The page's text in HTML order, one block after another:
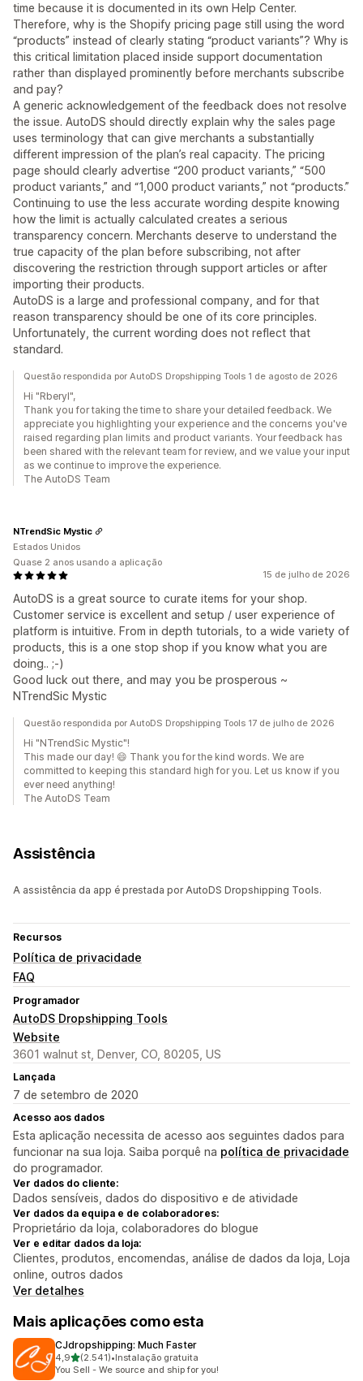
time because it is documented in its own Help Center.
Therefore, why is the Shopify pricing page still using the word
“products” instead of clearly stating “product variants”? Why is
this critical limitation placed inside support documentation
rather than displayed prominently before merchants subscribe
and pay?
A generic acknowledgement of the feedback does not resolve
the issue. AutoDS should directly explain why the sales page
uses terminology that can give merchants a substantially
different impression of the plan’s real capacity. The pricing
page should clearly advertise “200 product variants,” “500
product variants,” and “1,000 product variants,” not “products.”
Continuing to use the less accurate wording despite knowing
how the limit is actually calculated creates a serious
transparency concern. Merchants deserve to understand the
true capacity of the plan before subscribing, not after
discovering the restriction through support articles or after
importing their products.
AutoDS is a large and professional company, and for that
reason transparency should be one of its core principles.
Unfortunately, the current wording does not reflect that
standard.
Questão respondida por AutoDS Dropshipping Tools 1 de agosto de 2026
Hi "Rberyl",
Thank you for taking the time to share your detailed feedback. We
appreciate you highlighting your experience and the concerns you've
raised regarding plan limits and product variants. Your feedback has
been shared with the relevant team for review, and we value your input
as we continue to improve the experience.
The AutoDS Team
15 de julho de 2026
AutoDS is a great source to curate items for your shop.
Customer service is excellent and setup / user experience of
platform is intuitive. From in depth tutorials, to a wide variety of
products, this is a one stop shop if you know what you are
doing.. ;-)
Good luck out there, and may you be prosperous ~
NTrendSic Mystic
NTrendSic Mystic
Estados Unidos
Quase 2 anos usando a aplicação
Questão respondida por AutoDS Dropshipping Tools 17 de julho de 2026
Hi "NTrendSic Mystic"!
This made our day! 😄 Thank you for the kind words. We are
committed to keeping this standard high for you. Let us know if you
ever need anything!
The AutoDS Team
Assistência
A assistência da app é prestada por AutoDS Dropshipping Tools.
Recursos
Política de privacidade
FAQ
Programador
AutoDS Dropshipping Tools
Website
3601 walnut st, Denver, CO, 80205, US
Lançada
7 de setembro de 2020
Acesso aos dados
Esta aplicação necessita de acesso aos seguintes dados para
funcionar na sua loja. Saiba porquê na política de privacidade
do programador.
Ver dados do cliente:
Dados sensíveis, dados do dispositivo e de atividade
Ver dados da equipa e de colaboradores:
Proprietário da loja, colaboradores do blogue
Ver e editar dados da loja:
Clientes, produtos, encomendas, análise de dados da loja, Loja
online, outros dados
Ver detalhes
Mais aplicações como esta
CJdropshipping: Much Faster
4,9de 5 estrelas
(2.541)
2541 total de avaliações
•Instalação gratuita
You Sell - We source and ship for you!